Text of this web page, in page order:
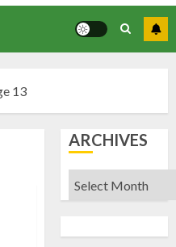
13
ARCHIVES
Archives